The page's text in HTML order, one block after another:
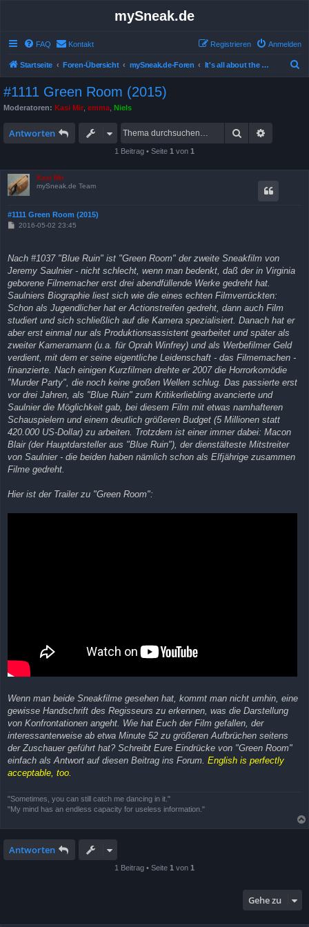
mySneak.de
FAQ Kontakt Anmelden
Registrieren
Startseite Foren-Übersicht mySneak.de-Foren It's all about the movies!
#1111 Green Room (2015)
Moderatoren: Kasi Mir emma Niels
Antworten Suche
1 Beitrag • Seite 1 von 1
Kasi Mir
mySneak.de Team
#1111 Green Room (2015)
B
r
g
2016-05-02 23:45
Nach #1037 "Blue Ruin" ist "Green Room" der zweite Sneakfilm von
Jeremy Saulnier - nicht schlecht, wenn man bedenkt, daß der in Virginia
geborene Filmemacher erst drei abendfüllende Werke gedreht hat.
Saulniers Biographie liest sich wie die eines echten Filmverrückten:
Schon als Jugendlicher hat er Actionstreifen gedreht, dann auch Film
studiert und sich schließlich auf die Kamera spezialisiert. Danach hat er
aber erst einmal nur als Produktionsassistent gearbeitet und später als
zweiter Kameramann (u.a. für Oprah Winfrey) und als Werbefilmer Geld
verdient, mit dem er seine eigentliche Leidenschaft - das Filmemachen -
finanzierte. Nach einigen Kurzfilmen drehte er 2007 die Horrorkomödie
"Murder Party", die noch keine großen Wellen schlug. Das passierte erst
vor drei Jahren, als "Blue Ruin" zum Kritikerliebling avancierte und
Saulnier die Möglichkeit gab, bei diesem Film mit etwas namhafteren
Schauspielern und einem deutlich größeren Budget (5 Millionen statt
420.000 US-Dollar) zu arbeiten. Trotzdem ist einer immer dabei: Macon
Blair (der Hauptdarsteller aus "Blue Ruin"), der dienstälteste Mitstreiter
von Saulnier - die beiden haben nämlich schon als Elfjährige zusammen
Filme gedreht.
Hier ist der Trailer zu "Green Room":
Wenn man beide Sneakfilme gesehen hat, kommt man nicht umhin, eine
gewisse Handschrift des Regisseurs zu erkennen, was die Darstellung
von Konfrontationen angeht. Wie hat Euch der Film gefallen, der
interessanterweise ab etwa Minute 52 zu größeren Aufbrüchen seitens
der Zuschauer geführt hat? Schreibt Eure Eindrücke von "Green Room"
einfach als Antwort auf diesen Beitrag ins Forum. English is perfectly
acceptable, too.
"Sometimes, you can still catch me dancing in it."
"My mind has an endless capacity for useless information."
Antworten
1 Beitrag • Seite 1 von 1
Gehe zu